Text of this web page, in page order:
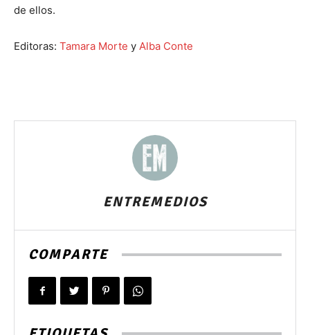
de ellos.
Editoras: Tamara Morte y Alba Conte
ENTREMEDIOS
COMPARTE